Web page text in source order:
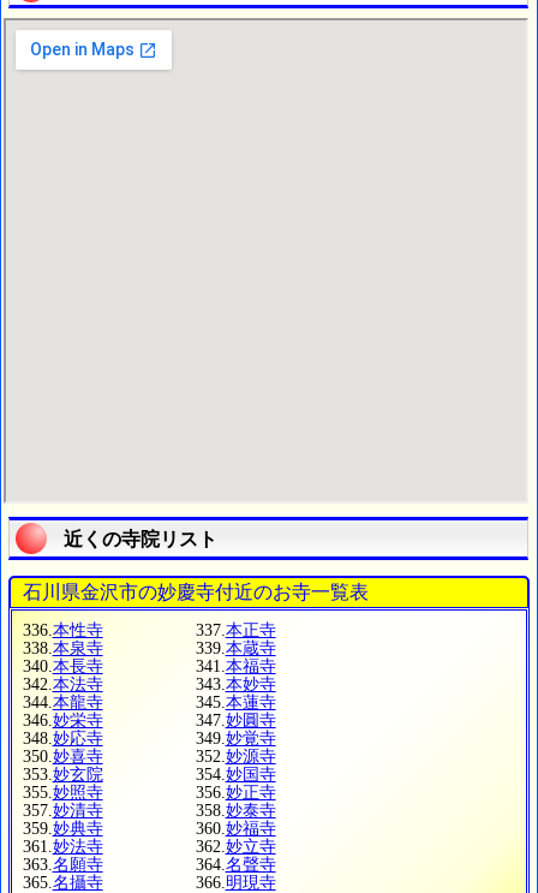
近くの寺院リスト
石川県金沢市の妙慶寺付近のお寺一覧表
336. 本性寺 337. 本正寺
338. 本泉寺 339. 本蔵寺
340. 本長寺 341. 本福寺
342. 本法寺 343. 本妙寺
344. 本龍寺 345. 本蓮寺
346. 妙栄寺 347. 妙圓寺
348. 妙応寺 349. 妙覚寺
350. 妙喜寺 352. 妙源寺
353. 妙玄院 354. 妙国寺
355. 妙照寺 356. 妙正寺
357. 妙清寺 358. 妙泰寺
359. 妙典寺 360. 妙福寺
361. 妙法寺 362. 妙立寺
363. 名願寺 364. 名聲寺
365. 名攝寺 366. 明現寺